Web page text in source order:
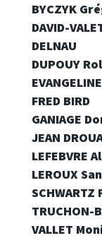
BYCZYK
DAVID-
DELNAU
DUPOUY
FRED BIRD
GANIAGE
JEAN
LEFEBVRE
LEROUX
SCHWARTZ
TRUCHON-
VALLET